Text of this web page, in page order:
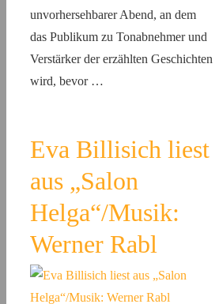
unvorhersehbarer Abend, an dem
das Publikum zu Tonabnehmer und
Verstärker der erzählten Geschichten
wird, bevor …
Eva Billisich liest
aus „Salon
Helga“/Musik:
Werner Rabl